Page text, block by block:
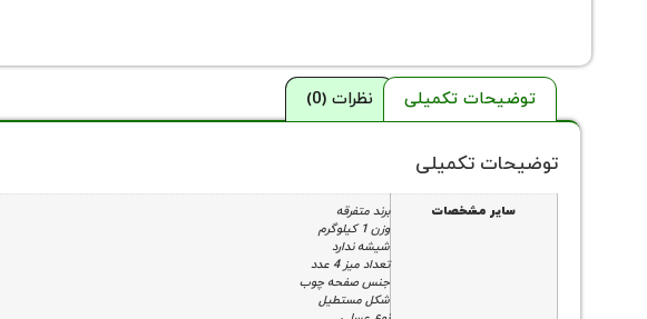
توضیحات تکمیلی نظرات (0)
توضیحات تکمیلی
سایر مشخصات
برند متفرقه
وزن 1 کیلوگرم
شیشه ندارد
تعداد میز 4 عدد
جنس صفحه چوب
شکل مستطیل